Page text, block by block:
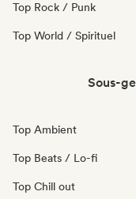
Top Rock / Punk
Top World / Spirituel
Sous-
Top Ambient
Top Beats / Lo-fi
Top Chill out